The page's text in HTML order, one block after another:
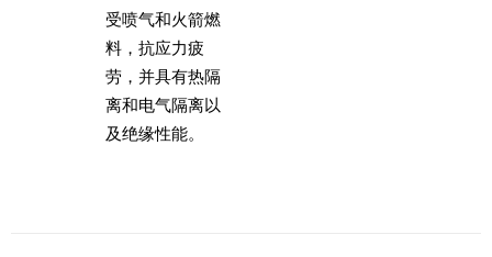
受喷气和火箭燃
料，抗应力疲
劳，并具有热隔
离和电气隔离以
及绝缘性能。